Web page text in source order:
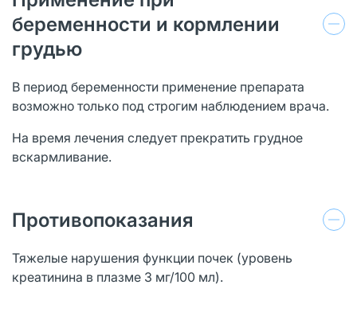
беременности и кормлении
грудью
В период беременности применение препарата
возможно только под строгим наблюдением врача.
На время лечения следует прекратить грудное
вскармливание.
Противопоказания
Тяжелые нарушения функции почек (уровень
креатинина в плазме 3 мг/100 мл).